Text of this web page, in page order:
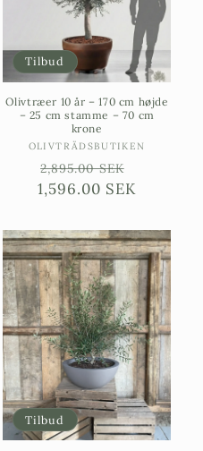
Tilbud
Olivtræer 10 år – 170 cm højde
– 25 cm stamme – 70 cm
krone
Sælgere:
OLIVTRÄDSBUTIKEN
Ordinarie
pris
2,895.00 SEK
1,596.00 SEK
Tilbud